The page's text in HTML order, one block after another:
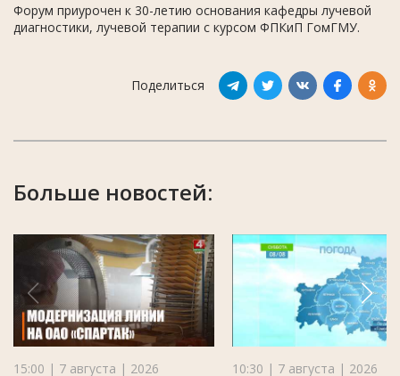
Форум приурочен к 30-летию основания кафедры лучевой
диагностики, лучевой терапии с курсом ФПКиП ГомГМУ.
Поделиться
Больше новостей:
15:00 | 7 августа | 2026 10:30 | 7 августа | 2026